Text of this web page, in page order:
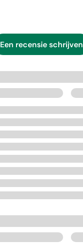
Een recensie schrijven